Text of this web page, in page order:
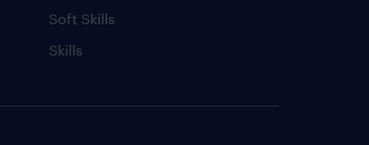
Soft Skills
Skills